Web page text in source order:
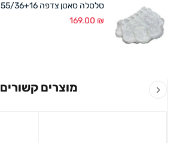
סלסלה סאטן צדפה 55/36+16 ס"מ לבן
169.00 ₪
מוצרים קשורים